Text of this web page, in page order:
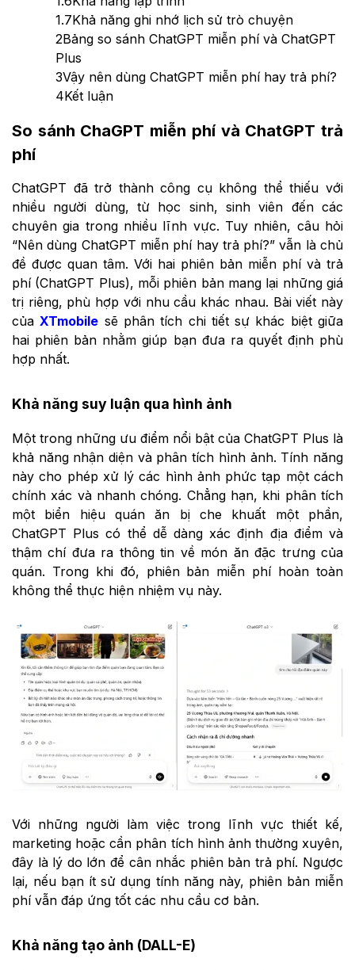
1.7Khả năng ghi nhớ lịch sử trò chuyện
2Bảng so sánh ChatGPT miễn phí và ChatGPT
Plus
3Vậy nên dùng ChatGPT miễn phí hay trả phí?
4Kết luận
So sánh ChaGPT miễn phí và ChatGPT trả
phí
ChatGPT đã trở thành công cụ không thể thiếu với
nhiều người dùng, từ học sinh, sinh viên đến các
chuyên gia trong nhiều lĩnh vực. Tuy nhiên, câu hỏi
“Nên dùng ChatGPT miễn phí hay trả phí?” vẫn là chủ
đề được quan tâm. Với hai phiên bản miễn phí và trả
phí (ChatGPT Plus), mỗi phiên bản mang lại những giá
trị riêng, phù hợp với nhu cầu khác nhau. Bài viết này
củaXTmobile sẽ phân tích chi tiết sự khác biệt giữa
hai phiên bản nhằm giúp bạn đưa ra quyết định phù
hợp nhất.
Khả năng suy luận qua hình ảnh
Một trong những ưu điểm nổi bật của ChatGPT Plus là
khả năng nhận diện và phân tích hình ảnh. Tính năng
này cho phép xử lý các hình ảnh phức tạp một cách
chính xác và nhanh chóng. Chẳng hạn, khi phân tích
một biển hiệu quán ăn bị che khuất một phần,
ChatGPT Plus có thể dễ dàng xác định địa điểm và
thậm chí đưa ra thông tin về món ăn đặc trưng của
quán. Trong khi đó, phiên bản miễn phí hoàn toàn
không thể thực hiện nhiệm vụ này.
Với những người làm việc trong lĩnh vực thiết kế,
marketing hoặc cần phân tích hình ảnh thường xuyên,
đây là lý do lớn để cân nhắc phiên bản trả phí. Ngược
lại, nếu bạn ít sử dụng tính năng này, phiên bản miễn
phí vẫn đáp ứng tốt các nhu cầu cơ bản.
Khả năng tạo ảnh (DALL-E)